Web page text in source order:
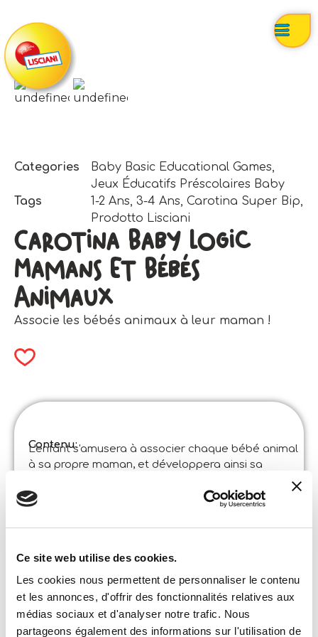
Ce site web utilise des cookies.
Les cookies nous permettent de personnaliser le contenu
et les annonces, d'offrir des fonctionnalités relatives aux
médias sociaux et d'analyser notre trafic. Nous
partageons également des informations sur l'utilisation de
Categories Baby Basic Educational Games,
Jeux Éducatifs Préscolaires Baby
Tags
1-2 Ans, 3-4 Ans, Carotina Super Bip,
Prodotto Lisciani
Carotina Baby Logic
Mamans Et Bébés
Animaux
Associe les bébés animaux à leur maman !
Contenu:
L'enfant s'amusera à associer chaque bébé animal
à sa propre maman, et développera ainsi sa
Spécifications du produit:
Carotina Baby Logic Mamans Et Bébés Animaux
Recherche et Formation. ©Liscianigiochi, S.Atto,
Contenu et détails:
24 cartes autocorrectrices – Instructions
Format de la boîte
Largeur :